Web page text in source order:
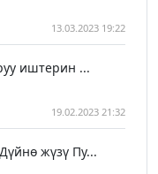
13.03.2023 19:22
иштерин ...
19.02.2023 21:32
жүзү Пу...